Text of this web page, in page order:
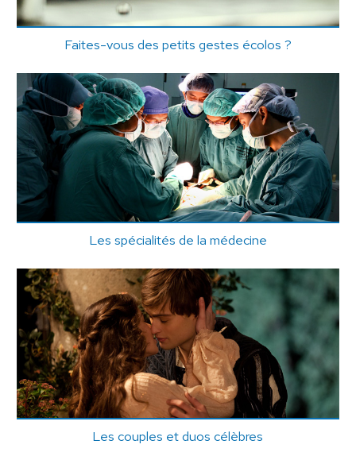
Faites-vous des petits gestes écolos ?
Les spécialités de la médecine
Les couples et duos célèbres